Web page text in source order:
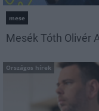
mese
Mesék Tóth Olivér
Országos hírek